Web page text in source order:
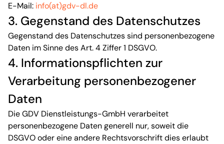
E-Mail: info(at)gdv-dl.de
3. Gegenstand des Datenschutzes
Gegenstand des Datenschutzes sind personenbezogene
Daten im Sinne des Art. 4 Ziffer 1 DSGVO.
4. Informationspflichten zur
Verarbeitung personenbezogener
Daten
Die GDV Dienstleistungs-GmbH verarbeitet
personenbezogene Daten generell nur, soweit die
DSGVO oder eine andere Rechtsvorschrift dies erlaubt